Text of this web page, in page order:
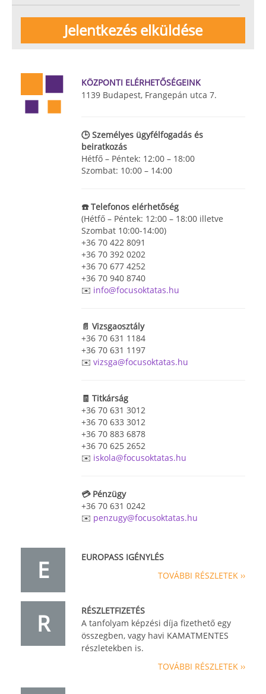
KÖZPONTI ELÉRHETŐSÉGEINK
1139 Budapest, Frangepán utca 7.
🕒 Személyes ügyfélfogadás és
beiratkozás
Hétfő – Péntek: 12:00 – 18:00
Szombat: 10:00 – 14:00
☎️ Telefonos elérhetőség
(Hétfő – Péntek: 12:00 – 18:00 illetve
Szombat 10:00-14:00)
+36 70 422 8091
+36 70 392 0202
+36 70 677 4252
+36 70 940 8740
✉️ info@focusoktatas.hu
📄 Vizsgaosztály
+36 70 631 1184
+36 70 631 1197
✉️ vizsga@focusoktatas.hu
🧾 Titkárság
+36 70 631 3012
+36 70 633 3012
+36 70 883 6878
+36 70 625 2652
✉️ iskola@focusoktatas.hu
💳 Pénzügy
+36 70 631 0242
✉️ penzugy@focusoktatas.hu
E
EUROPASS IGÉNYLÉS
TOVÁBBI RÉSZLETEK ››
R
RÉSZLETFIZETÉS
A tanfolyam képzési díja fizethető egy
összegben, vagy havi KAMATMENTES
részletekben is.
TOVÁBBI RÉSZLETEK ››